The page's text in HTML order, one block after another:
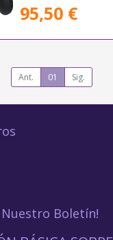
95,50 €
Ant. 01 Sig.
Nuestro Boletín!